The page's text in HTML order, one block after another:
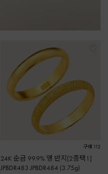
구매 112
24K 순금 99.9% 엥 반지[2종택1]
JPBDR483 JPBDR484 (3.75g)